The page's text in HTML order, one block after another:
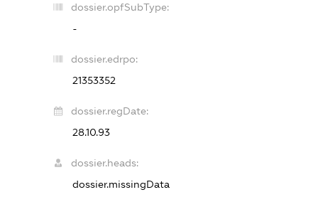
dossier.opfSubType:
-
dossier.edrpo:
21353352
dossier.regDate:
28.10.93
dossier.heads:
dossier.missingData